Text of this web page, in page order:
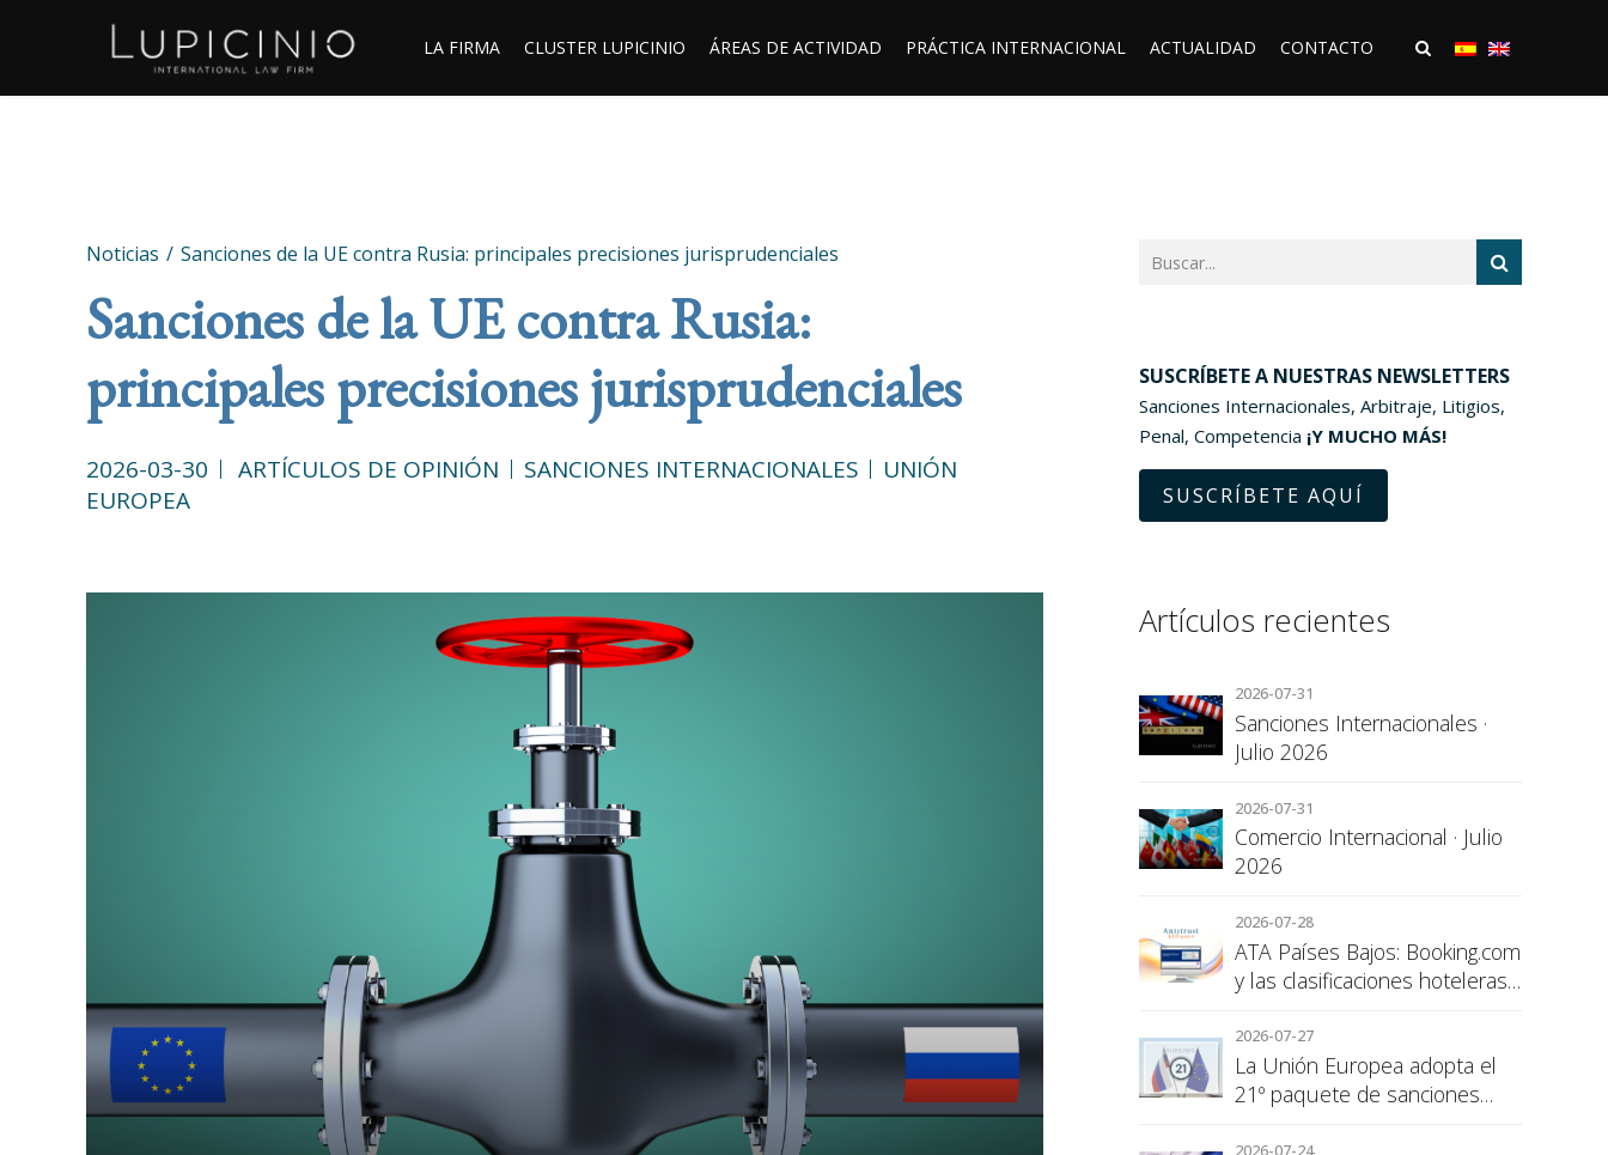
LA FIRMA CLUSTER LUPICINIO ÁREAS DE ACTIVIDAD PRÁCTICA INTERNACIONAL ACTUALIDAD CONTACTO
Noticias Sanciones de la UE contra Rusia: principales precisiones jurisprudenciales
Sanciones de la UE contra Rusia:
principales precisiones jurisprudenciales
2026-03-30 ARTÍCULOS DE OPINIÓN SANCIONES INTERNACIONALES
UNIÓN
EUROPEA
SUSCRÍBETE A NUESTRAS NEWSLETTERS
Sanciones Internacionales, Arbitraje, Litigios,
Penal, Competencia ¡Y MUCHO MÁS!
SUSCRÍBETE AQUÍ
Artículos recientes
2026-07-31
Sanciones Internacionales ·
Julio 2026
2026-07-31
Comercio Internacional · Julio
2026
2026-07-28
ATA Países Bajos: Booking.com
y las clasificaciones hoteleras,
para el consumidor
2026-07-27
La Unión Europea adopta el
21º paquete de sanciones
2026-07-24